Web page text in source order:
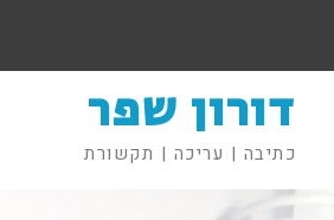
דורון שפר
כתיבה | עריכה | תקשורת